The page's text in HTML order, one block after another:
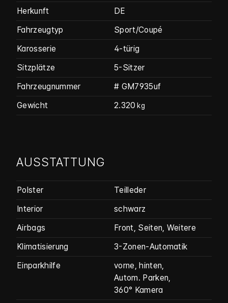
Herkunft
DE
Fahrzeugtyp
Sport/Coupé
Karosserie
4-türig
Sitzplätze
5-Sitzer
Fahrzeug­nummer
# GM7935uf
Gewicht
2.320 kg
AUSSTATTUNG
Polster
Teilleder
Interior
schwarz
Airbags
Front, Seiten, Weitere
Klimatisierung
3-Zonen-Automatik
Einparkhilfe
vorne, hinten,
Autom. Parken,
360° Kamera